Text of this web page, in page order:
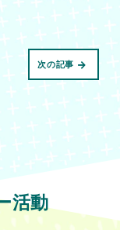
次の記事
活動